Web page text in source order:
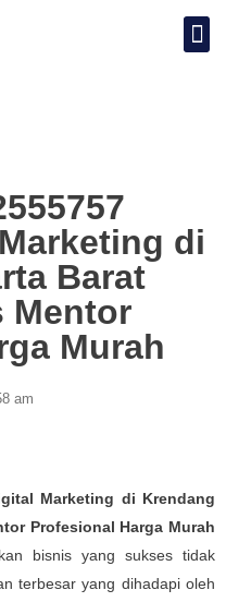
di
Barat
Mentor
Murah
am
Marketing di Krendang
Profesional Harga Murah
bisnis yang sukses tidak
terbesar yang dihadapi oleh